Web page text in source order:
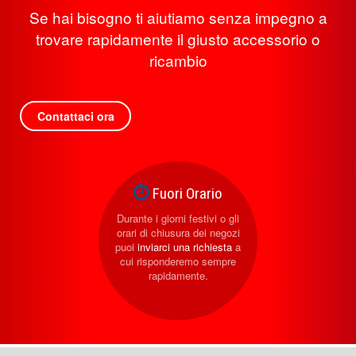
Se hai bisogno ti aiutiamo senza impegno a
trovare rapidamente il giusto accessorio o
ricambio
Contattaci ora
Fuori Orario
Durante i giorni festivi o gli
orari di chiusura dei negozi
puoi inviarci una richiesta a
cui risponderemo sempre
rapidamente.